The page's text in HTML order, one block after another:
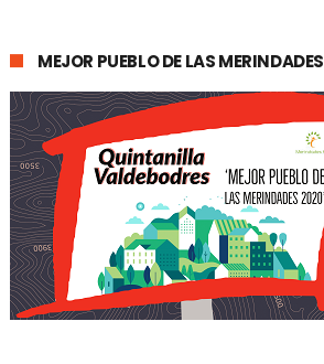
MEJOR PUEBLO DE LAS MERINDADES